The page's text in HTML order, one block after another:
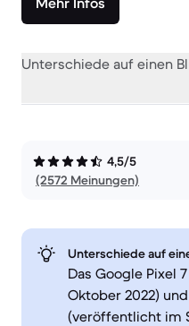
Unterschiede auf einen
4,5/5
(2572 Meinungen)
Unterschiede auf
Das Google Pixel
Oktober 2022)
(veröffentlicht im